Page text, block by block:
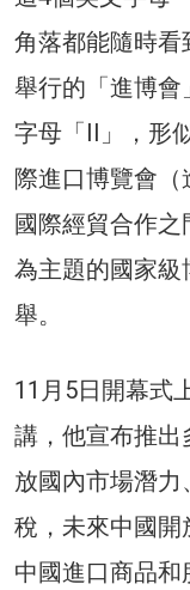
角落都能隨時
舉行的「進博會
字母「II」，形
際進口博覽會（
國際經貿合作之
為主題的國家級
舉。
11月5日開幕式
講，他宣布推出
放國內市場潛
稅，未來中國開
中國進口商品